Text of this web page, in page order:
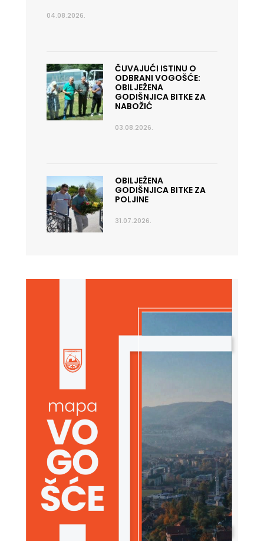
04.08.2026.
ČUVAJUĆI ISTINU O
ODBRANI VOGOŠĆE:
OBILJEŽENA
GODIŠNJICA BITKE ZA
NABOŽIĆ
03.08.2026.
OBILJEŽENA
GODIŠNJICA BITKE ZA
POLJINE
31.07.2026.